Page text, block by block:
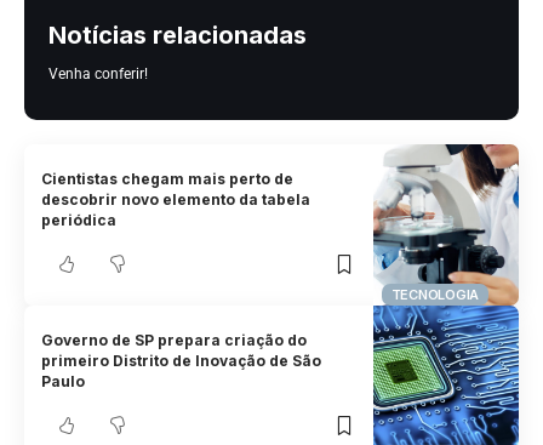
Notícias relacionadas
Venha conferir!
TECNOLOGIA
Cientistas chegam mais perto de
descobrir novo elemento da tabela
periódica
Governo de SP prepara criação do
primeiro Distrito de Inovação de São
Paulo